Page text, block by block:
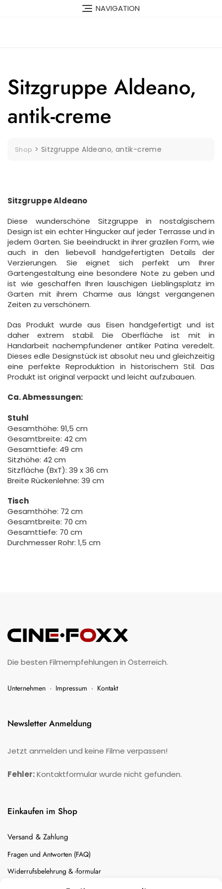
NAVIGATION
Sitzgruppe Aldeano,
antik-creme
Shop > Sitzgruppe Aldeano, antik-creme
Sitzgruppe Aldeano
Diese wunderschöne Sitzgruppe in nostalgischem
Design ist ein echter Hingucker auf jeder Terrasse und in
jedem Garten. Sie beeindruckt in ihrer grazilen Form, wie
auch in den liebevoll handgefertigten Details der
Verzierungen. Sie eignet sich perfekt um Ihrer
Gartengestaltung eine besondere Note zu geben und
ist wie geschaffen Ihren lauschigen Lieblingsplatz im
Garten mit ihrem Charme aus längst vergangenen
Zeiten zu verschönern.
Das Produkt wurde aus Eisen handgefertigt und ist
daher extrem stabil. Die Oberfläche ist mit in
Handarbeit nachempfundener antiker Patina veredelt.
Dieses edle Designstück ist absolut neu und gleichzeitig
eine perfekte Reproduktion in historischem Stil. Das
Produkt ist original verpackt und leicht aufzubauen.
Ca. Abmessungen:
Stuhl
Gesamthöhe: 91,5 cm
Gesamtbreite: 42 cm
Gesamttiefe: 49 cm
Sitzhöhe: 42 cm
Sitzfläche (BxT): 39 x 36 cm
Breite Rückenlehne: 39 cm
Tisch
Gesamthöhe: 72 cm
Gesamtbreite: 70 cm
Gesamttiefe: 70 cm
Durchmesser Rohr: 1,5 cm
Die besten Filmempfehlungen in Österreich.
Unternehmen · Impressum · Kontakt
Newsletter Anmeldung
Jetzt anmelden und keine Filme verpassen!
Fehler:Kontaktformular wurde nicht gefunden.
Einkaufen im Shop
Versand & Zahlung
Fragen und Antworten (FAQ)
Widerrufsbelehrung & -formular